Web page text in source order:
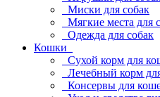
Миски для собак
Мягкие места для
Одежда для собак
Кошки
Сухой корм для
Лечебный корм
Консервы для